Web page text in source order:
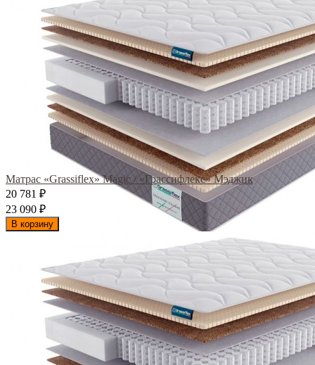
Матрас «Grassiflex» Magic / «Грассифлекс» Мэджик
20 781
₽
23 090 ₽
В корзину